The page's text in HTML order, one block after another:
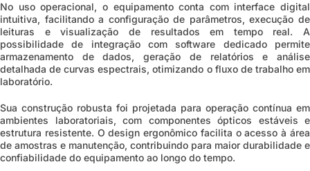
No uso operacional, o equipamento conta com interface digital
intuitiva, facilitando a configuração de parâmetros, execução de
leituras e visualização de resultados em tempo real. A
possibilidade de integração com software dedicado permite
armazenamento de dados, geração de relatórios e análise
detalhada de curvas espectrais, otimizando o fluxo de trabalho em
laboratório.
Sua construção robusta foi projetada para operação contínua em
ambientes laboratoriais, com componentes ópticos estáveis e
estrutura resistente. O design ergonômico facilita o acesso à área
de amostras e manutenção, contribuindo para maior durabilidade e
confiabilidade do equipamento ao longo do tempo.